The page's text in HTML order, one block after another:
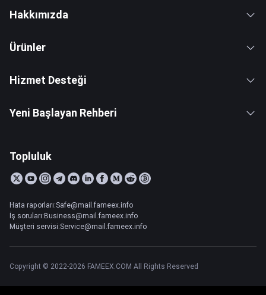
Hakkımızda
Ürünler
Hizmet Desteği
Yeni Başlayan Rehberi
Topluluk
Hata raporları:Safe@mail.fameex.info
İş soruları:Business@mail.fameex.info
Müşteri servisi:Service@mail.fameex.info
Copyright © 2022-2026 FAMEEX.COM All Rights Reserved